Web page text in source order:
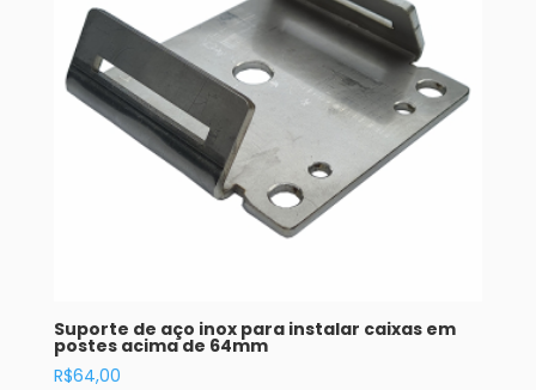
Suporte de aço inox para instalar caixas em
postes acima de 64mm
R$64,00